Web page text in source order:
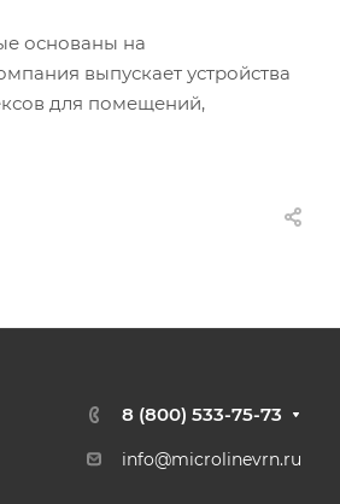
основаны на
выпускает устройства
для помещений,
8 (800) 533-75-73
info@microlinevrn.ru